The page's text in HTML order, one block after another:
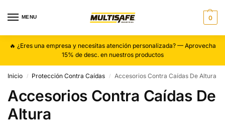
MENU 0
🔥 ¿Eres una empresa y necesitas atención personalizada? — Aprovecha
15% de desc. en nuestros productos
Inicio / Protección Contra Caídas / Accesorios Contra Caídas De Altura
Accesorios Contra Caídas De
Altura